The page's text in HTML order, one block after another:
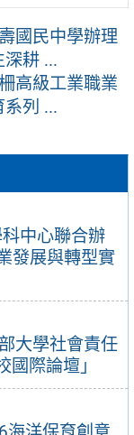
中心聯合辦
發展與轉型實
大學社會責任
國際論壇」
國民中學辦理
深耕 ...
高級工業職業
列 ...